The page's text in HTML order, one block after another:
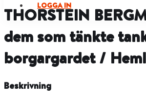
LOGGA IN
THORSTEIN
dem som tänkte
borgargardet /
Beskrivning